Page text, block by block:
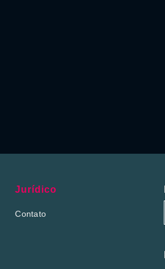
Jurídico
Contato